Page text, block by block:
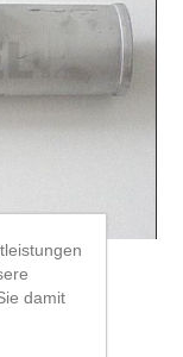
damit